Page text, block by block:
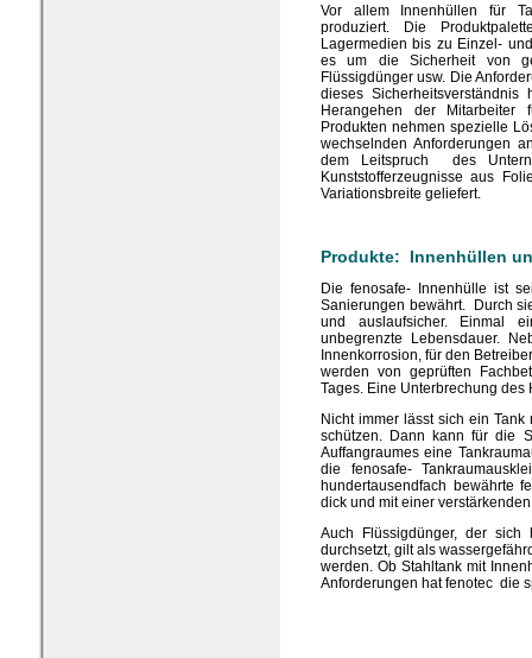
Vor allem Innenhüllen für
produziert. Die
Lagermedien bis zu Einzel-
es um die Sicherheit von
Flüssigdünger usw. Die
dieses
Herangehen der Mitarbeiter
Produkten nehmen spezielle
wechselnden Anforderungen
dem Leitspruch des
Kunststofferzeugnisse aus
Variationsbreite geliefert.
Produkte: Innenhüllen
Die fenosafe- Innenhülle ist
Sanierungen bewährt. Durch
und auslaufsicher. Einmal
unbegrenzte Lebensdauer.
Innenkorrosion, für den
werden von geprüften
Tages. Eine Unterbrechung des
Nicht immer lässt sich ein
schützen. Dann kann für die
Auffangraumes eine
die fenosafe-
hundertausendfach bewährte
dick und mit einer
Auch Flüssigdünger, der sich
durchsetzt, gilt als
werden. Ob Stahltank mit
Anforderungen hat fenotec die